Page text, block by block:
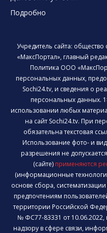
Подробно
Учредитель сайта: общество
«МаксПортал», главный
Политика ООО
персональных данных,
Sochi24.tv, и сведения о
персональных данных.
использовании любых
на сайт Sochi24.tv. При
обязательна текстовая
Использование фото- и
разрешения не
(сайте) применяются
(информационные
основе сбора,
предпочтениям
территории Российской
№ ФС77-83331 от
надзору в сфере связи,